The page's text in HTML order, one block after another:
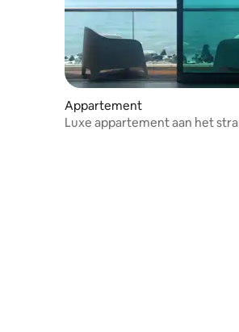
Appartement
Luxe appartement aan het